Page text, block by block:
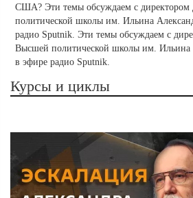
США? Эти темы обсуждаем с директором
политической школы им. Ильина
радио Sputnik. Эти темы обсуждаем с
Высшей политической школы им.
в эфире радио Sputnik.
Курсы и циклы